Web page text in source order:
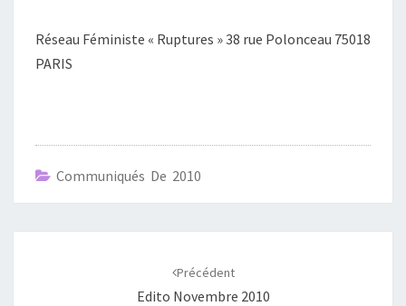
Réseau Féministe « Ruptures » 38 rue Polonceau 75018
PARIS
Communiqués De 2010
Précédent
Edito Novembre 2010